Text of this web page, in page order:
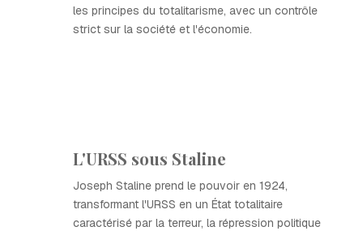
les principes du totalitarisme, avec un contrôle
strict sur la société et l'économie.
L'URSS sous Staline
Joseph Staline prend le pouvoir en 1924,
transformant l'URSS en un État totalitaire
caractérisé par la terreur, la répression politique